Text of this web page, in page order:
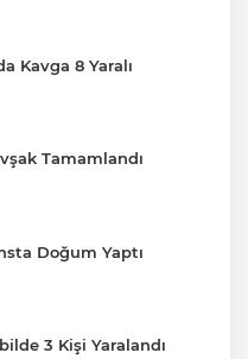
Kavga 8 Yaralı
Tamamlandı
Doğum Yaptı
3 Kişi Yaralandı